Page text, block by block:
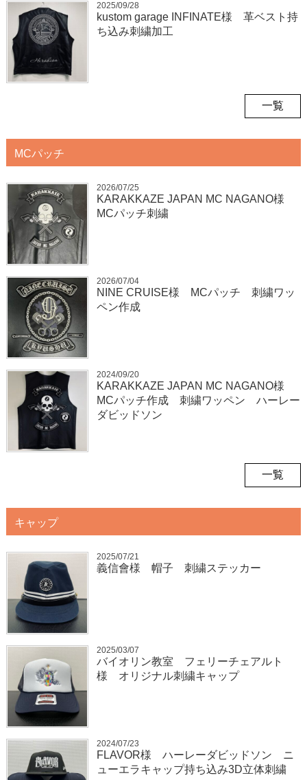
2025/09/28
kustom garage INFINATE様 革ベスト持
ち込み刺繍加工
一覧
MCパッチ
2026/07/25
KARAKKAZE JAPAN MC NAGANO様
MCパッチ刺繍
2026/07/04
NINE CRUISE様 MCパッチ 刺繍ワッ
ペン作成
2024/09/20
KARAKKAZE JAPAN MC NAGANO様
MCパッチ作成 刺繍ワッペン ハーレー
ダビッドソン
一覧
キャップ
2025/07/21
義信會様 帽子 刺繍ステッカー
2025/03/07
バイオリン教室 フェリーチェアルト
様 オリジナル刺繍キャップ
2024/07/23
FLAVOR様 ハーレーダビッドソン ニ
ューエラキャップ持ち込み3D立体刺繍